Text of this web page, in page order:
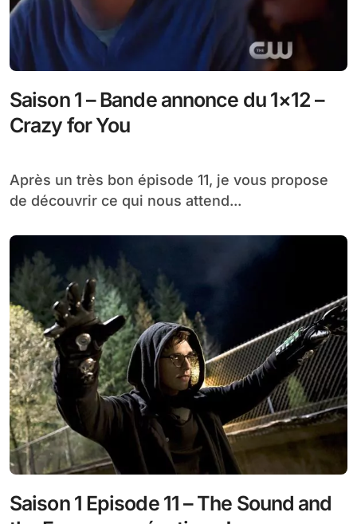
Saison 1 – Bande annonce du 1×12 –
Crazy for You
Après un très bon épisode 11, je vous propose
de découvrir ce qui nous attend...
Saison 1 Episode 11 – The Sound and